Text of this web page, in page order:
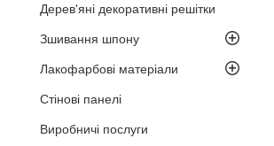
Дерев'яні декоративні решітки
Зшивання шпону
Лакофарбові матеріали
Стінові панелі
Виробничі послуги